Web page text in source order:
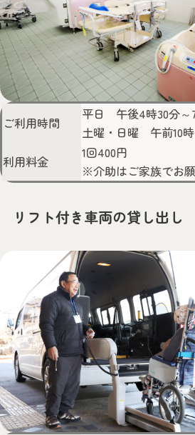
ご利用時間
平日 午後4時30分～
土曜・日曜 午前10
利用料金
1回400円
※介助はご家族でお
リフト付き車両の貸し出し